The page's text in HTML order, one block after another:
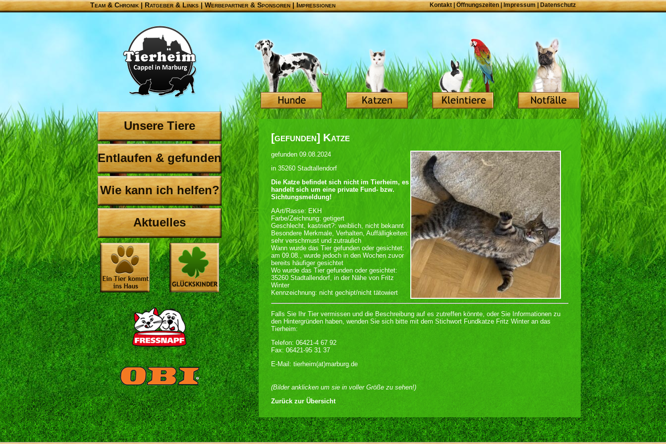
Team & Chronik |Ratgeber & Links|Werbepartner & Sponsoren|Impressionen Kontakt Öffnungszeiten| Impressum|Datenschutz
Unsere Tiere
Entlaufen & gefunden
Wie kann ich helfen?
Aktuelles
[gefunden] Katze
gefunden 09.08.2024
in 35260 Stadtallendorf
Die Katze befindet sich nicht im Tierheim, es
handelt sich um eine private Fund- bzw.
Sichtungsmeldung!
AArt/Rasse: EKH
Farbe/Zeichnung: getigert
Geschlecht, kastriert?: weiblich, nicht bekannt
Besondere Merkmale, Verhalten, Auffälligkeiten:
sehr verschmust und zutraulich
Wann wurde das Tier gefunden oder gesichtet:
am 09.08., wurde jedoch in den Wochen zuvor
bereits häufiger gesichtet
Wo wurde das Tier gefunden oder gesichtet:
35260 Stadtallendorf, in der Nähe von Fritz
Winter
Kennzeichnung: nicht gechipt/nicht tätowiert
Falls Sie Ihr Tier vermissen und die Beschreibung auf es zutreffen könnte, oder Sie Informationen zu
den Hintergründen haben, wenden Sie sich bitte mit dem Stichwort Fundkatze Fritz Winter an das
Tierheim:
Telefon: 06421-4 67 92
Fax: 06421-95 31 37
E-Mail: tierheim(at)marburg.de
(Bilder anklicken um sie in voller Größe zu sehen!)
Zurück zur Übersicht